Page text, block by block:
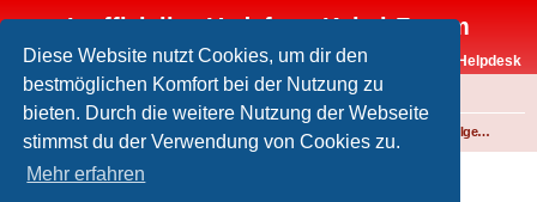
Diese Website nutzt Cookies, um dir den
bestmöglichen Komfort bei der Nutzung zu
bieten. Durch die weitere Nutzung der Webseite
stimmst du der Verwendung von Cookies zu.
Mehr erfahren
Inoffizielles Vodafone-Kabel-Forum
Vodafone-Kabel-Helpdesk
FAQ
Foren-Übersicht Technik allgemein
Feste IP